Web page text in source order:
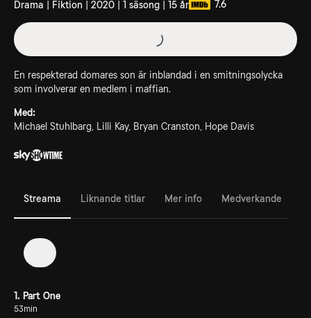
Drama | Fiktion | 2020 | 1 säsong | 15 år 7.6
En respekterad domares son är inblandad i en smitningsolycka
som involverar en medlem i maffian.
Med:
Michael Stuhlbarg, Lilli Kay, Bryan Cranston, Hope Davis
Streama Liknande titlar Mer info Medverkande
1. Part One
53min